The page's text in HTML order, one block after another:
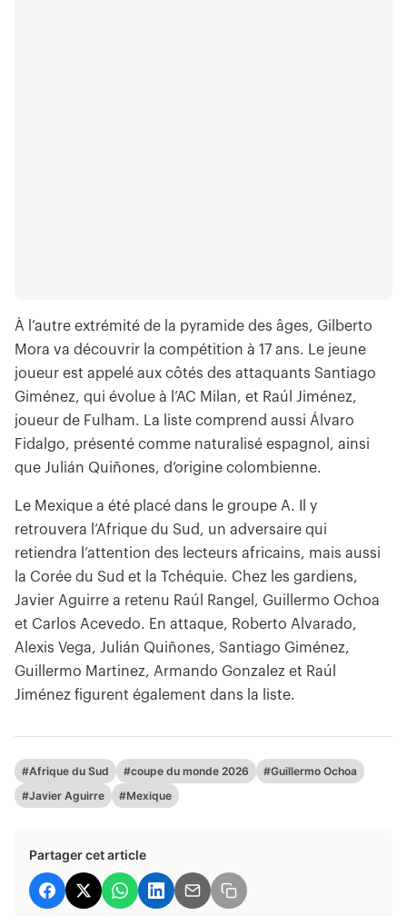
À l’autre extrémité de la pyramide des âges, Gilberto
Mora va découvrir la compétition à 17 ans. Le jeune
joueur est appelé aux côtés des attaquants Santiago
Giménez, qui évolue à l’AC Milan, et Raúl Jiménez,
joueur de Fulham. La liste comprend aussi Álvaro
Fidalgo, présenté comme naturalisé espagnol, ainsi
que Julián Quiñones, d’origine colombienne.
Le Mexique a été placé dans le groupe A. Il y
retrouvera l’Afrique du Sud, un adversaire qui
retiendra l’attention des lecteurs africains, mais aussi
la Corée du Sud et la Tchéquie. Chez les gardiens,
Javier Aguirre a retenu Raúl Rangel, Guillermo Ochoa
et Carlos Acevedo. En attaque, Roberto Alvarado,
Alexis Vega, Julián Quiñones, Santiago Giménez,
Guillermo Martinez, Armando Gonzalez et Raúl
Jiménez figurent également dans la liste.
#Afrique du Sud #coupe du monde 2026
#Guillermo Ochoa
#Javier Aguirre
#Mexique
Partager cet article